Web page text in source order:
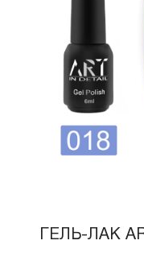
ГЕЛЬ-ЛАК